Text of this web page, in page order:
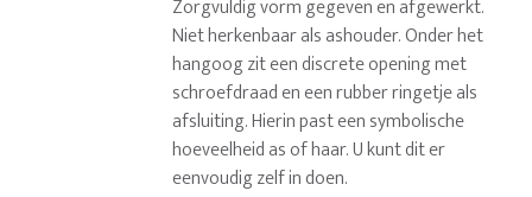
Zorgvuldig vorm gegeven en afgewerkt.
Niet herkenbaar als ashouder. Onder het
hangoog zit een discrete opening met
schroefdraad en een rubber ringetje als
afsluiting. Hierin past een symbolische
hoeveelheid as of haar. U kunt dit er
eenvoudig zelf in doen.